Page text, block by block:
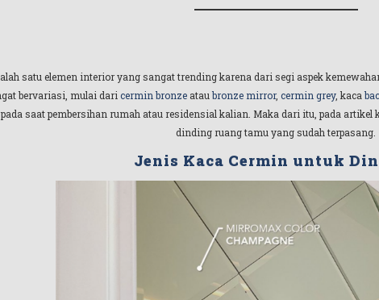
satu elemen interior yang sangat trending karena dari segi aspek
bervariasi, mulai dari cermin bronze atau bronze mirror, cermin grey, kaca
saat pembersihan rumah atau residensial kalian. Maka dari itu, pada
dinding ruang tamu yang sudah terpasang.
Jenis Kaca Cermin untuk